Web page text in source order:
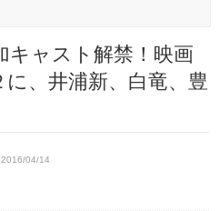
キャスト解禁！映画
、井浦新、白竜、豊
2016/04/14